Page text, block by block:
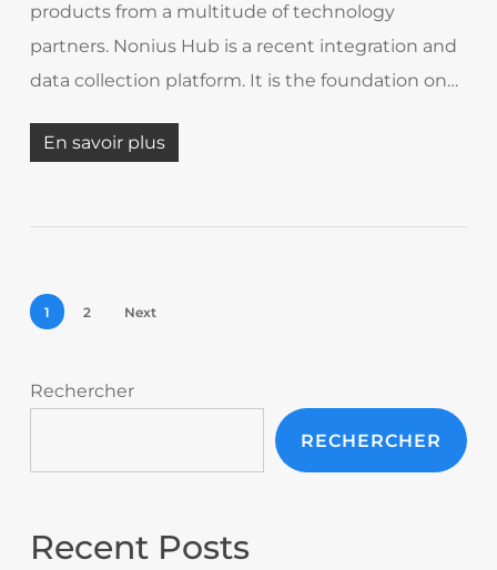
products from a multitude of technology
partners. Nonius Hub is a recent integration and
data collection platform. It is the foundation on…
En savoir plus
1 2 Next
Rechercher
RECHERCHER
Recent Posts